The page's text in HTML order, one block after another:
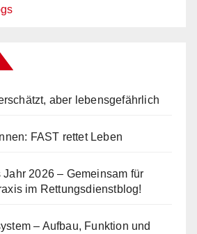
aber lebensgefährlich
FAST rettet Leben
Jahr 2026 – Gemeinsam für
im Rettungsdienstblog!
– Aufbau, Funktion und